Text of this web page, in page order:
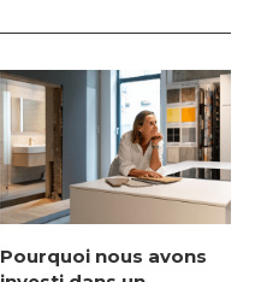
Pourquoi nous avons